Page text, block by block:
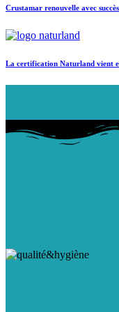
Crustamar renouvelle avec
La certification Naturland vient